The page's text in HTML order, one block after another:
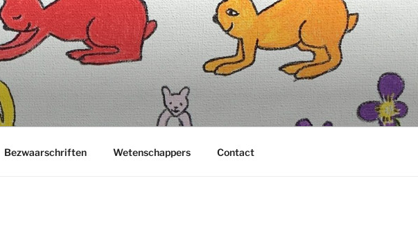
Bezwaarschriften Wetenschappers Contact